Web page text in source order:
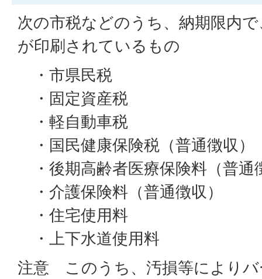
次の市税などのうち、納期限内
が印刷されているもの
・市県民税
・固定資産税
・軽自動車税
・国民健康保険税（普通徴収）
・後期高齢者医療保険料（普通
・介護保険料（普通徴収）
・住宅使用料
・上下水道使用料
注意 このうち、汚損等により